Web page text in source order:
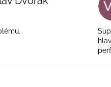
obchodu je 5 z 5 hvězdiček.